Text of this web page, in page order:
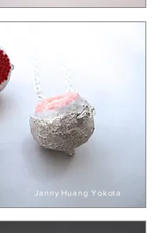
Janny Huang Yokota